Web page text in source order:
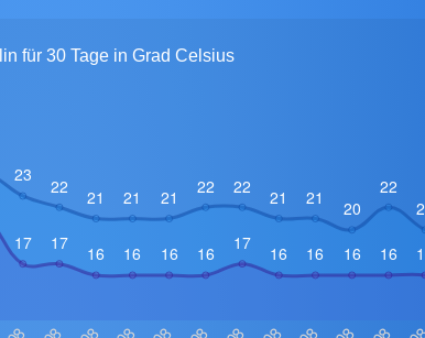
für 30 Tage in Grad Celsius